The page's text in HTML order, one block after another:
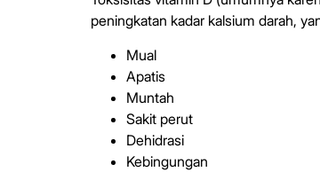
peningkatan kadar kalsium darah,
Mual
Apatis
Muntah
Sakit perut
Dehidrasi
Kebingungan